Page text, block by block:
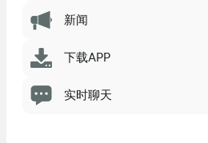
新闻
下载APP
实时聊天